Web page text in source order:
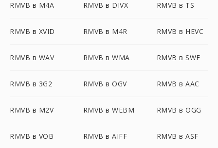
RMVB в M4A RMVB в DIVX RMVB в TS
RMVB в XVID RMVB в M4R RMVB в HEVC
RMVB в WAV RMVB в WMA RMVB в SWF
RMVB в 3G2 RMVB в OGV RMVB в AAC
RMVB в M2V RMVB в WEBM RMVB в OGG
RMVB в VOB RMVB в AIFF RMVB в ASF